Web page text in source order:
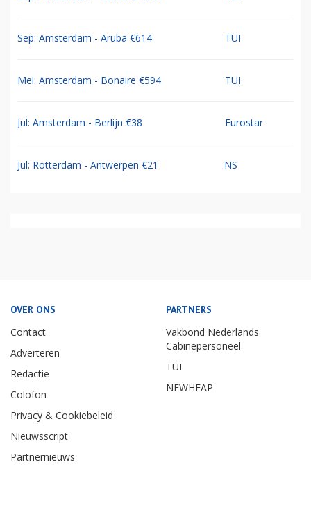
Sep: Amsterdam - Aruba €614 TUI
Mei: Amsterdam - Bonaire €594 TUI
Jul: Amsterdam - Berlijn €38 Eurostar
Jul: Rotterdam - Antwerpen €21 NS
OVER ONS
Contact
Adverteren
Redactie
Colofon
Privacy & Cookiebeleid
Nieuwsscript
Partnernieuws
PARTNERS
Vakbond Nederlands
Cabinepersoneel
TUI
NEWHEAP